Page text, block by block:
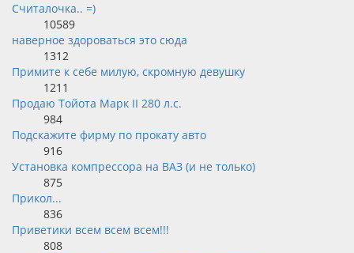
Считалочка.. =)
10589
наверное здороваться это сюда
1312
Примите к себе милую, скромную девушку
1211
Продаю Тойота Марк II 280 л.с.
984
Подскажите фирму по прокату авто
916
Установка компрессора на ВАЗ (и не только)
875
Прикол...
836
Приветики всем всем всем!!!
808